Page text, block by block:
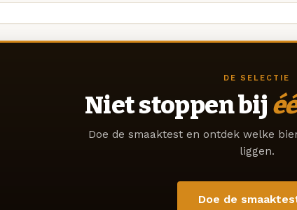
DE SELECTIE
Niet stoppen bij
Doe de smaaktest en ontdek welke
liggen.
Doe de